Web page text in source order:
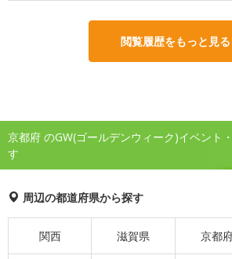
閲覧履歴をもっと見る
京都府 のGW(ゴールデンウィーク)イベント
す
周辺の都道府県から探す
関西 滋賀県 京都